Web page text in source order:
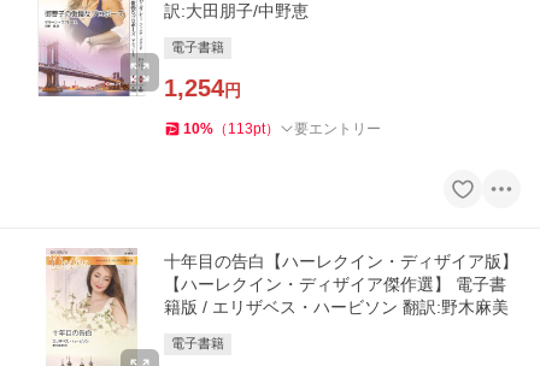
訳:大田朋子/中野恵
電子書籍
1,254円
10% （ 113pt） 要エントリー
十年目の告白【ハーレクイン・ディザイア版】
【ハーレクイン・ディザイア傑作選】 電子書
籍版 / エリザベス・ハービソン 翻訳:野木麻美
電子書籍